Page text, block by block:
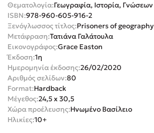
Mel Robbins
Η μέθοδος Αφήστε τους
Θεματολογία:Γεωγραφία, Ιστορία, Γνώσεων
ISBN:978-960-605-916-2
Ξενόγλωσσος τίτλος:Prisoners of geography
Μετάφραση:Τατιάνα Γαλάτουλα
Εικονογράφος:Grace Easton
Έκδοση:1η
Ημερομηνία έκδοσης:26/02/2020
Αριθμός σελίδων:80
Format:Hardback
Μέγεθος:24,5 x 30,5
Χώρα προέλευσης:Ηνωμένο Βασίλειο
Ηλικίες:10+